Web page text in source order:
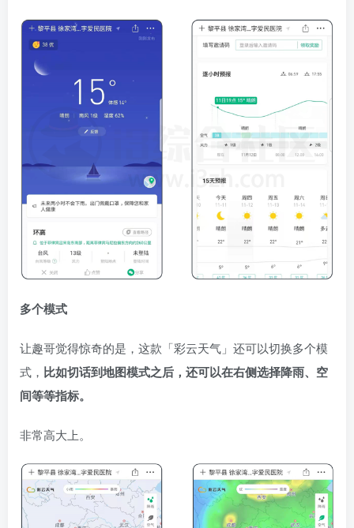
多个模式
让趣哥觉得惊奇的是，这款「彩云天气」还可以切换多个模
式， 比如切话到地图模式之后，还可以在右侧选择降雨、空
间等等指标。
非常高大上。